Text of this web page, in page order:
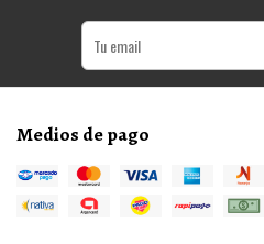
Medios de pago